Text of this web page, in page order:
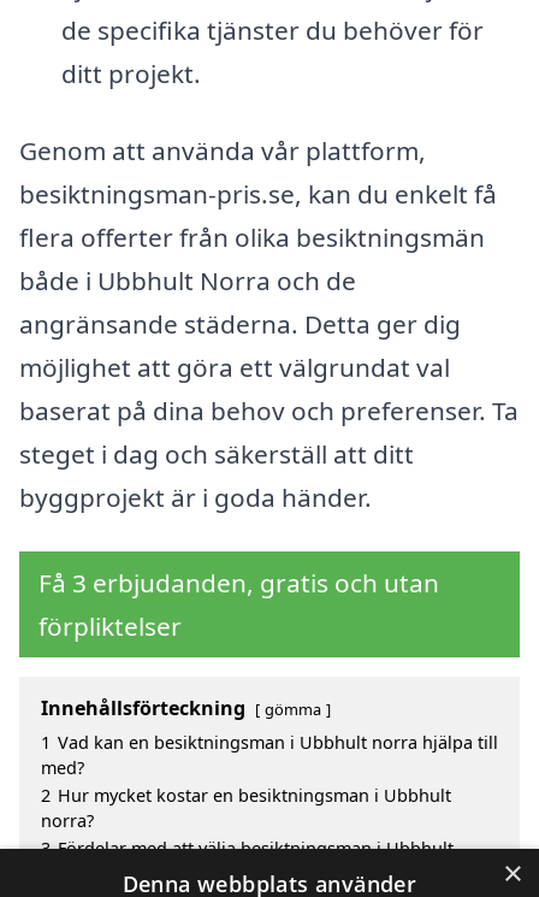
de specifika tjänster du behöver för
ditt projekt.
Genom att använda vår plattform,
besiktningsman-pris.se, kan du enkelt få
flera offerter från olika besiktningsmän
både i Ubbhult Norra och de
angränsande städerna. Detta ger dig
möjlighet att göra ett välgrundat val
baserat på dina behov och preferenser. Ta
steget i dag och säkerställ att ditt
byggprojekt är i goda händer.
Få 3 erbjudanden, gratis och utan
förpliktelser
Innehållsförteckning gömma
1 Vad kan en besiktningsman i Ubbhult norra hjälpa till
med?
2 Hur mycket kostar en besiktningsman i Ubbhult
norra?
3 Fördelar med att välja besiktningsman i Ubbhult
×
Denna webbplats använder